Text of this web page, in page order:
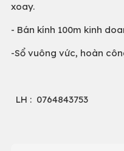
xoay.
- Bán kính 100m kinh
-Sổ vuông vức, hoàn
LH : 0764843753